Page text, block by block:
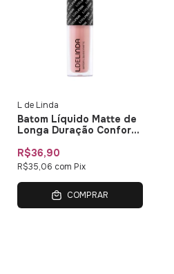
L de Linda
Batom Líquido Matte de
Longa Duração Confort
R$36,90
R$35,06 com Pix
COMPRAR